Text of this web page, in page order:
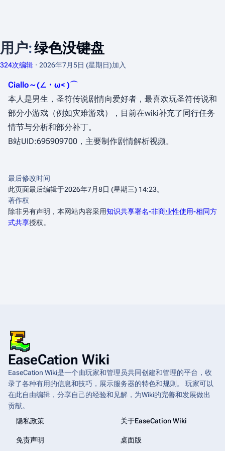
用户:绿色没键盘
324次编辑 2026年7月5日 (星期日)加入
Ciallo～(∠・ω< )⌒
本人是男生，圣符传说剧情向爱好者，最喜欢玩圣符传说和
部分小游戏（例如灾难游戏），目前在wiki补充了同行任务
情节与分析和部分补丁。
B站UID:695909700，主要制作剧情解析视频。
最后修改时间
此页面最后编辑于2026年7月8日 (星期三) 14:23。
著作权
除非另有声明，本网站内容采用知识共享署名-非商业性使用-相同方
式共享授权。
EaseCation Wiki
EaseCation Wiki是一个由玩家和管理员共同创建和管理的平台，收
录了各种有用的信息和技巧，展示服务器的特色和规则。 玩家可以
在此自由编辑，分享自己的经验和见解，为Wiki的完善和发展做出
贡献。
隐私政策
关于EaseCation Wiki
免责声明 桌面版